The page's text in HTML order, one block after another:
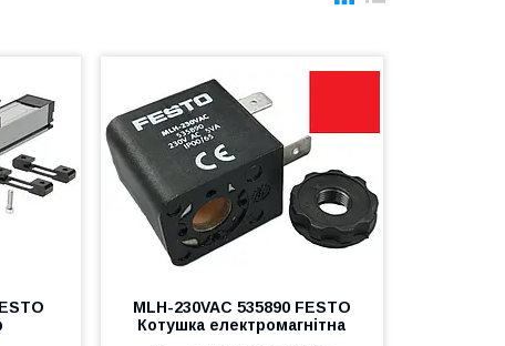
MLH-230VAC 535890 FESTO
Котушка електромагнітна